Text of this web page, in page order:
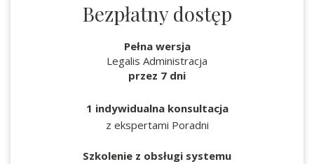
Bezpłatny dostęp
Pełna wersja
Legalis Administracja
przez 7 dni
1 indywidualna konsultacja
z ekspertami Poradni
Szkolenie z obsługi systemu